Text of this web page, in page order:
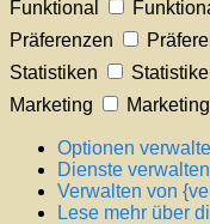
Funktional
Präferenzen
Statistiken
Marketing
Marketing
Optionen
Dienste verwalten
Verwalten von
Lese mehr über